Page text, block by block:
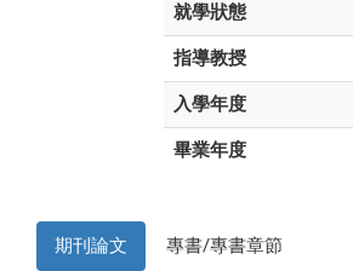
就學狀態
指導教授
入學年度
畢業年度
期刊論文 專書/專書章節